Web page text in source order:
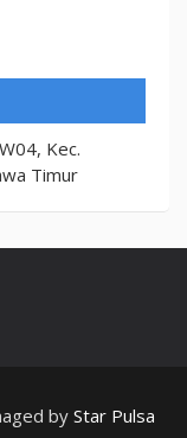
Kec.
Timur
by Star Pulsa